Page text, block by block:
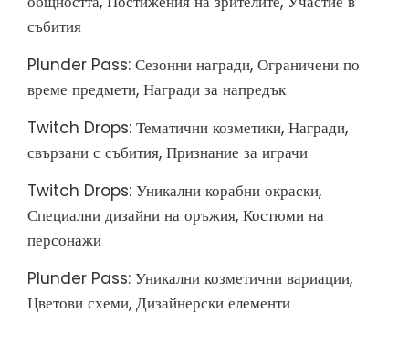
събития
Plunder Pass: Сезонни награди, Ограничени по
време предмети, Награди за напредък
Twitch Drops: Тематични козметики, Награди,
свързани с събития, Признание за играчи
Twitch Drops: Уникални корабни окраски,
Специални дизайни на оръжия, Костюми на
персонажи
Plunder Pass: Уникални козметични вариации,
Цветови схеми, Дизайнерски елементи